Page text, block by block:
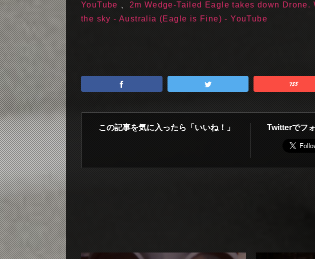
YouTube 、 2m Wedge-Tailed Eagle takes down
the sky - Australia (Eagle is Fine) - YouTube